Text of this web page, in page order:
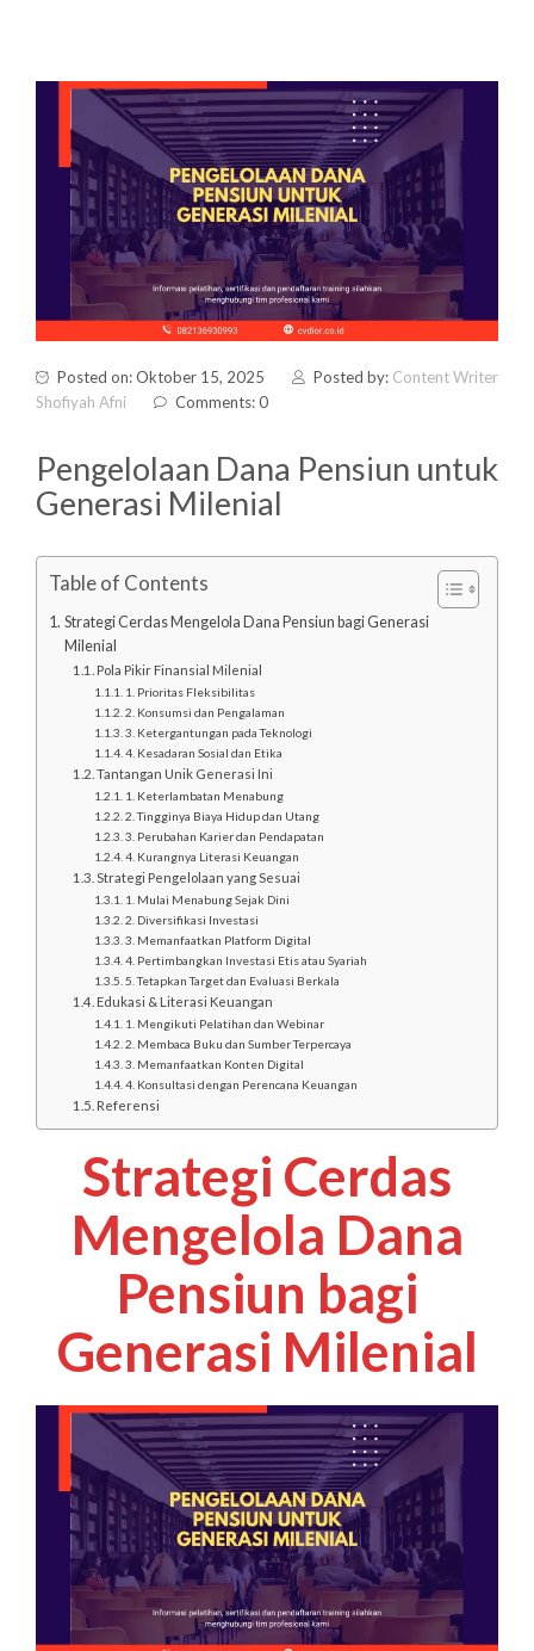
Posted on: Oktober 15, 2025 Posted by: Content Writer
Shofiyah Afni
Comments: 0
Pengelolaan Dana Pensiun untuk
Generasi Milenial
Table of Contents
Strategi Cerdas Mengelola Dana Pensiun bagi Generasi
Milenial
Pola Pikir Finansial Milenial
1. Prioritas Fleksibilitas
2. Konsumsi dan Pengalaman
3. Ketergantungan pada Teknologi
4. Kesadaran Sosial dan Etika
Tantangan Unik Generasi Ini
1. Keterlambatan Menabung
2. Tingginya Biaya Hidup dan Utang
3. Perubahan Karier dan Pendapatan
4. Kurangnya Literasi Keuangan
Strategi Pengelolaan yang Sesuai
1. Mulai Menabung Sejak Dini
2. Diversifikasi Investasi
3. Memanfaatkan Platform Digital
4. Pertimbangkan Investasi Etis atau Syariah
5. Tetapkan Target dan Evaluasi Berkala
Edukasi & Literasi Keuangan
1. Mengikuti Pelatihan dan Webinar
2. Membaca Buku dan Sumber Terpercaya
3. Memanfaatkan Konten Digital
4. Konsultasi dengan Perencana Keuangan
Referensi
Strategi Cerdas
Mengelola Dana
Pensiun bagi
Generasi Milenial